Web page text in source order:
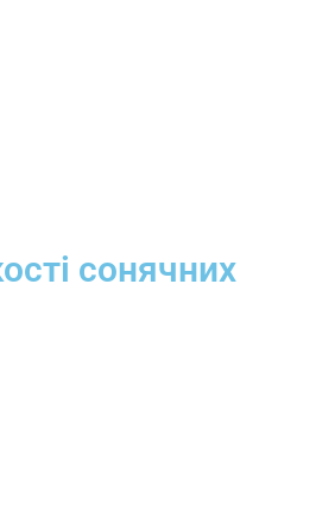
сонячних